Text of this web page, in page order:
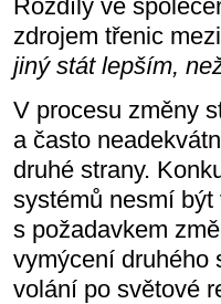
Rozdíly ve
zdrojem třenic
jiný stát lepším,
V procesu změny
a často
druhé strany.
systémů nesmí
s požadavkem
vymýcení druhého
volání po světové